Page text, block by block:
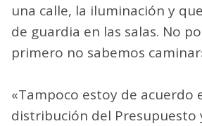
una calle, la iluminación y
de guardia en las salas. No
primero no sabemos
«Tampoco estoy de acuerdo
distribución del Presupuesto